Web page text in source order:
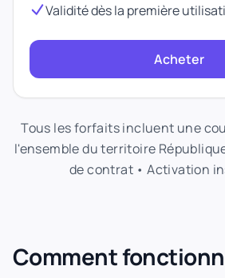
Validité dès la première
Acheter
Tous les forfaits incluent une
l'ensemble du territoire
de contrat • Activation
Comment